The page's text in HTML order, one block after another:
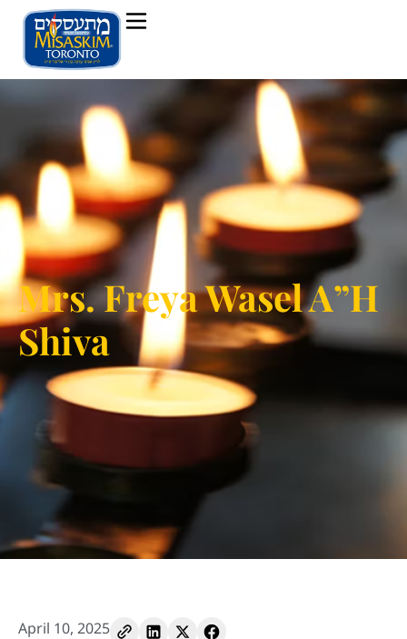
Mrs. Freya Wasel A”H
Shiva
April 10, 2025